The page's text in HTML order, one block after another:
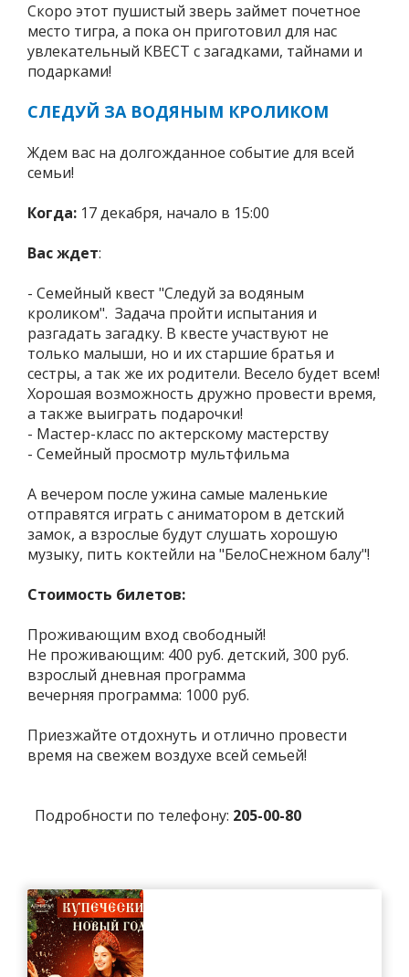
Скоро этот пушистый зверь займет почетное
место тигра, а пока он приготовил для нас
увлекательный КВЕСТ с загадками, тайнами и
подарками!
СЛЕДУЙ ЗА ВОДЯНЫМ КРОЛИКОМ
Ждем вас на долгожданное событие для всей
семьи!
Когда: 17 декабря, начало в 15:00
Вас ждет:
- Семейный квест "Следуй за водяным
кроликом". Задача пройти испытания и
разгадать загадку. В квесте участвуют не
только малыши, но и их старшие братья и
сестры, а так же их родители. Весело будет всем!
Хорошая возможность дружно провести время,
а также выиграть подарочки!
- Мастер-класс по актерскому мастерству
- Семейный просмотр мультфильма
А вечером после ужина самые маленькие
отправятся играть с аниматором в детский
замок, а взрослые будут слушать хорошую
музыку, пить коктейли на "БелоСнежном балу"!
Стоимость билетов:
Проживающим вход свободный!
Не проживающим: 400 руб. детский, 300 руб.
взрослый дневная программа
вечерняя программа: 1000 руб.
Приезжайте отдохнуть и отлично провести
время на свежем воздухе всей семьей!
Подробности по телефону: 205-00-80